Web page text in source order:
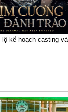
kế hoạch casting